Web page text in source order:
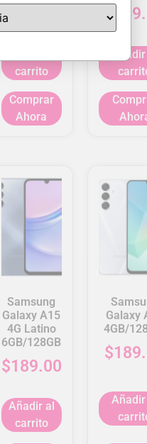
$
carrito
Comprar
Ahora
$
Samsung
Galaxy A15
4G Latino
6GB/128GB
$189.00
Añadir al
carrito
Galaxy
4GB/
$